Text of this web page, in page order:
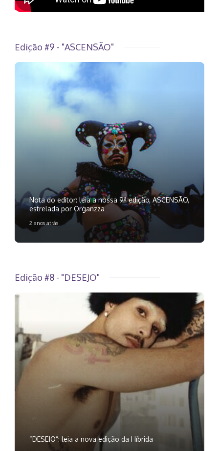
Edição #9 - "ASCENSÃO"
Nota do editor: leia a nossa 9ª edição, ASCENSÃO,
estrelada por Organzza
2 anos atrás
Edição #8 - "DESEJO"
“DESEJO”: leia a nova edição da Híbrida